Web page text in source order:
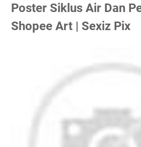
Poster Siklus Air Dan
Shopee Art | Sexiz Pix